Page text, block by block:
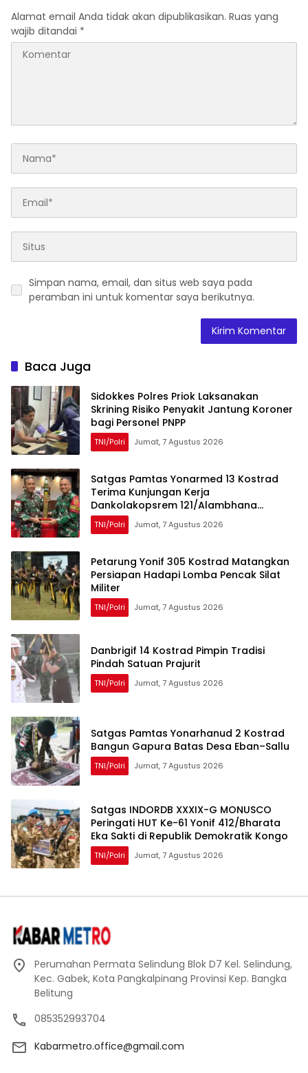
Alamat email Anda tidak akan dipublikasikan. Ruas yang
wajib ditandai *
Simpan nama, email, dan situs web saya pada
peramban ini untuk komentar saya berikutnya.
Baca Juga
Sidokkes Polres Priok Laksanakan
Skrining Risiko Penyakit Jantung Koroner
bagi Personel PNPP
TNI/Polri Jumat, 7 Agustus 2026
Satgas Pamtas Yonarmed 13 Kostrad
Terima Kunjungan Kerja
Dankolakopsrem 121/Alambhana
Wanawwai
TNI/Polri Jumat, 7 Agustus 2026
Petarung Yonif 305 Kostrad Matangkan
Persiapan Hadapi Lomba Pencak Silat
Militer
TNI/Polri Jumat, 7 Agustus 2026
Danbrigif 14 Kostrad Pimpin Tradisi
Pindah Satuan Prajurit
TNI/Polri Jumat, 7 Agustus 2026
Satgas Pamtas Yonarhanud 2 Kostrad
Bangun Gapura Batas Desa Eban–Sallu
TNI/Polri Jumat, 7 Agustus 2026
Satgas INDORDB XXXIX-G MONUSCO
Peringati HUT Ke-61 Yonif 412/Bharata
Eka Sakti di Republik Demokratik Kongo
TNI/Polri Jumat, 7 Agustus 2026
Perumahan Permata Selindung Blok D7 Kel. Selindung,
Kec. Gabek, Kota Pangkalpinang Provinsi Kep. Bangka
Belitung
085352993704
Kabarmetro.office@gmail.com